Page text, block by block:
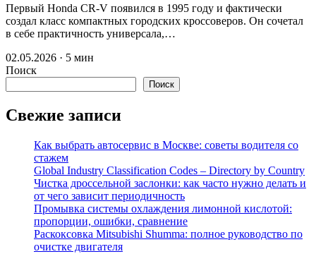
Первый Honda CR-V появился в 1995 году и фактически
создал класс компактных городских кроссоверов. Он сочетал
в себе практичность универсала,…
02.05.2026 · 5 мин
Поиск
Поиск
Свежие записи
Как выбрать автосервис в Москве: советы водителя со
стажем
Global Industry Classification Codes – Directory by Country
Чистка дроссельной заслонки: как часто нужно делать и
от чего зависит периодичность
Промывка системы охлаждения лимонной кислотой:
пропорции, ошибки, сравнение
Раскоксовка Mitsubishi Shumma: полное руководство по
очистке двигателя